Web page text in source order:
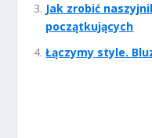
Jak zrobić
początkujących
Łączymy style.